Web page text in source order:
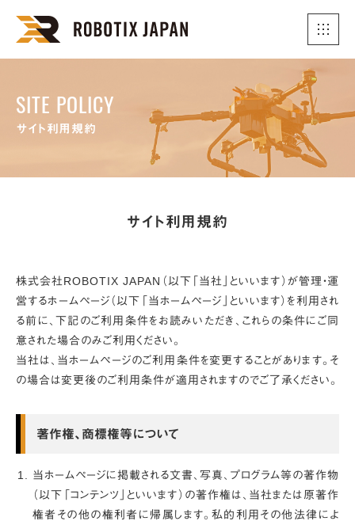
SITE POLICY
サイト利用規約
サイト利用規約
株式会社ROBOTIX JAPAN（以下「当社」といいます）が管理・運
営するホームページ（以下「当ホームページ」といいます）を利用され
る前に、下記のご利用条件をお読みいただき、これらの条件にご同
意された場合のみご利用ください。
当社は、当ホームページのご利用条件を変更することがあります。そ
の場合は変更後のご利用条件が適用されますのでご了承ください。
著作権、商標権等について
当ホームページに掲載される文書、写真、プログラム等の著作物
（以下「コンテンツ」といいます）の著作権は、当社または原著作
権者その他の権利者に帰属します。私的利用その他法律によ